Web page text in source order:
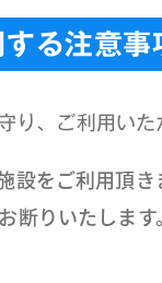
る注意事
り、ご利用い
をご利用頂き
りいたします。